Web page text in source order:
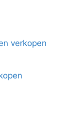
verkopen